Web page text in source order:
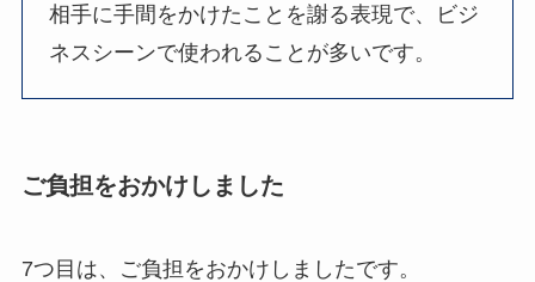
相手に手間をかけたことを謝る表現で、ビジ
ネスシーンで使われることが多いです。
ご負担をおかけしました
7つ目は、ご負担をおかけしましたです。